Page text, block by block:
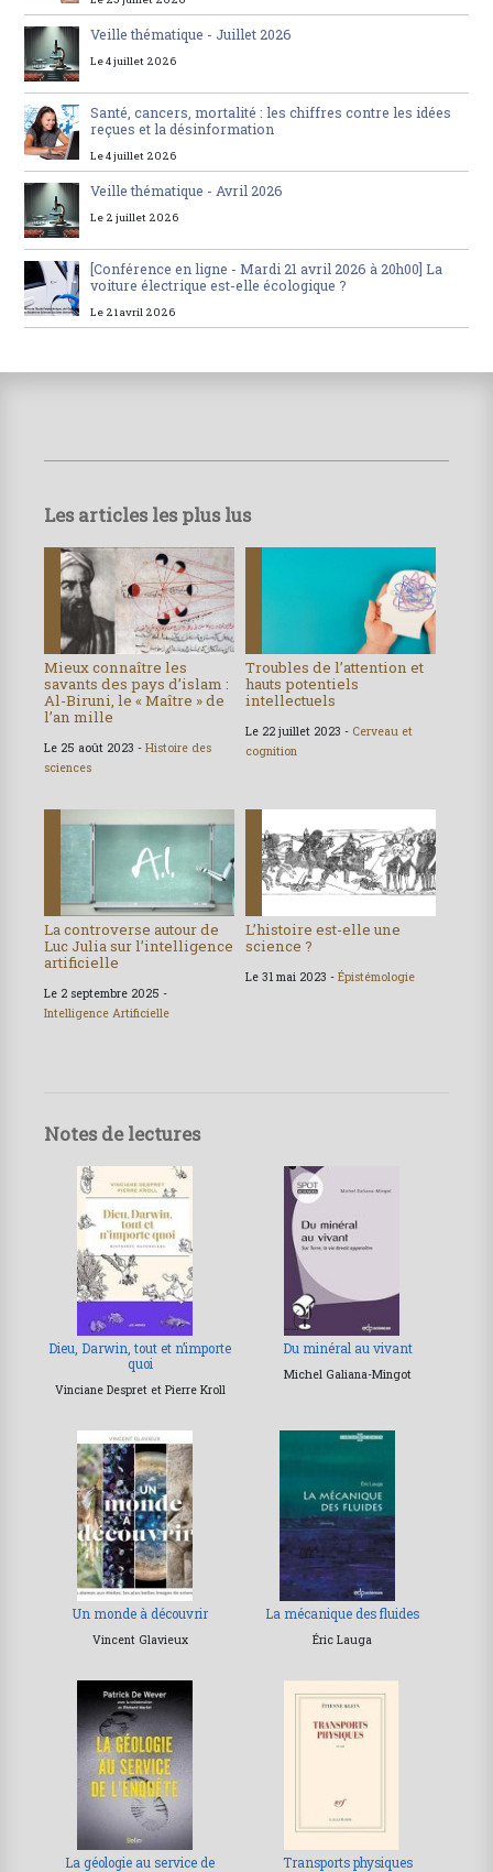
Veille thématique - Juillet 2026
Le 4 juillet 2026
Santé, cancers, mortalité : les chiffres contre les idées
reçues et la désinformation
Le 4 juillet 2026
Veille thématique - Avril 2026
Le 2 juillet 2026
[Conférence en ligne - Mardi 21 avril 2026 à 20h00] La
voiture électrique est-elle écologique ?
Le 21 avril 2026
Les articles les plus lus
Mieux connaître les
savants des pays d’islam :
Al-Biruni, le « Maître » de
l’an mille
Le 25 août 2023 - Histoire des
sciences
Troubles de l’attention et
hauts potentiels
intellectuels
Le 22 juillet 2023 - Cerveau et
cognition
La controverse autour de
Luc Julia sur l’intelligence
artificielle
Le 2 septembre 2025 -
Intelligence Artificielle
L’histoire est-elle une
science ?
Le 31 mai 2023 - Épistémologie
Notes de lectures
Dieu, Darwin, tout et n’importe
quoi
Vinciane Despret et Pierre Kroll
Du minéral au vivant
Michel Galiana-Mingot
Un monde à découvrir
Vincent Glavieux
La mécanique des fluides
Éric Lauga
La géologie au service de
Transports physiques